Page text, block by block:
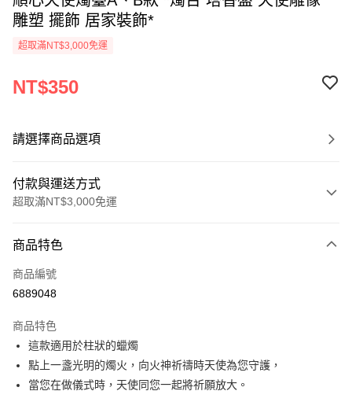
雕塑 擺飾 居家裝飾*
超取滿NT$3,000免運
NT$350
請選擇商品選項
付款與運送方式
超取滿NT$3,000免運
信用卡一次付款
超商取貨付款
Apple Pay
街口支付
商品特色
商品編號
6889048
商品特色
這款適用於柱狀的蠟燭
點上一盞光明的燭火，向火神祈禱時天使為您守護，
當您在做儀式時，天使同您一起將祈願放大。